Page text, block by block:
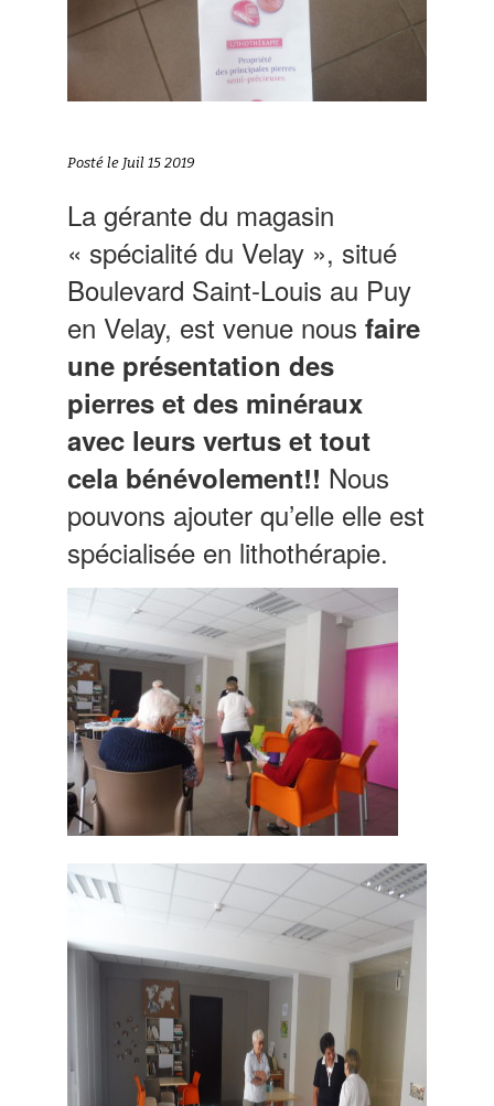
Posté le Juil 15 2019
La gérante du magasin
« spécialité du Velay », situé
Boulevard Saint-Louis au Puy
en Velay, est venue nous faire
une présentation des
pierres et des minéraux
avec leurs vertus et tout
cela bénévolement!! Nous
pouvons ajouter qu’elle elle est
spécialisée en lithothérapie.